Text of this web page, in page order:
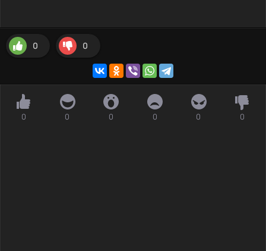
0 0
0 0 0 0 0 0